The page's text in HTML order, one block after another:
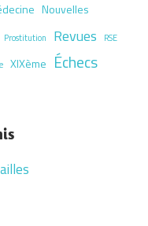
Nouvelles
Prostitution Revues RSE
XIXème Échecs